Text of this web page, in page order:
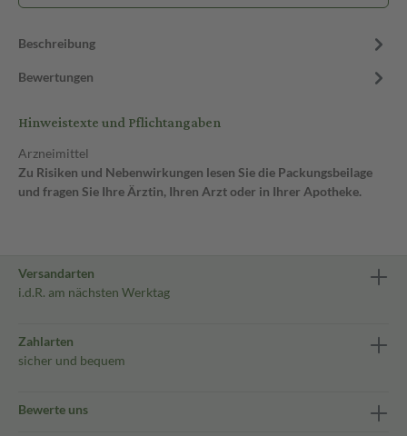
Beschreibung
Bewertungen
Hinweistexte und Pflichtangaben
Arzneimittel
Zu Risiken und Nebenwirkungen lesen Sie die Packungsbeilage
und fragen Sie Ihre Ärztin, Ihren Arzt oder in Ihrer Apotheke.
Versandarten
i.d.R. am nächsten Werktag
Zahlarten
sicher und bequem
Bewerte uns